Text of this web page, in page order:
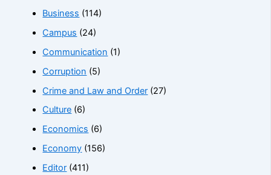
Business (114)
Campus (24)
Communication (1)
Corruption (5)
Crime and Law and Order (27)
Culture (6)
Economics (6)
Economy (156)
Editor (411)